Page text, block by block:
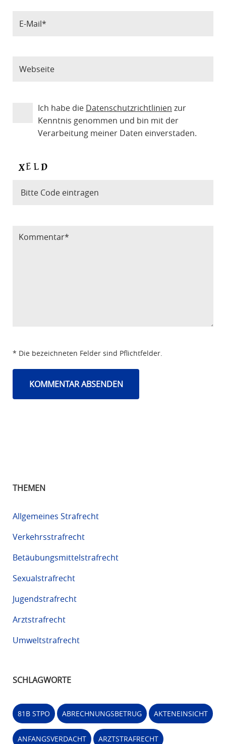
Ich habe die Datenschutzrichtlinien zur
Kenntnis genommen und bin mit der
Verarbeitung meiner Daten einverstaden.
* Die bezeichneten Felder sind Pflichtfelder.
THEMEN
Allgemeines Strafrecht
Verkehrsstrafrecht
Betäubungsmittelstrafrecht
Sexualstrafrecht
Jugendstrafrecht
Arztstrafrecht
Umweltstrafrecht
SCHLAGWORTE
81B STPO ABRECHNUNGSBETRUG AKTENEINSICHT
ANFANGSVERDACHT ARZTSTRAFRECHT